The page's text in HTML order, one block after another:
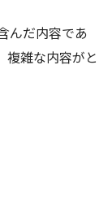
んだ内容であ
複雑な内容がと